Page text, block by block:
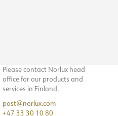
Please contact Norlux head
office for our products and
services in Finland.
post@norlux.com
+47 33 30 10 80